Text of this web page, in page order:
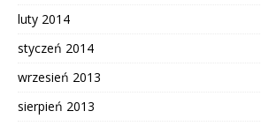
luty 2014
styczeń 2014
wrzesień 2013
sierpień 2013